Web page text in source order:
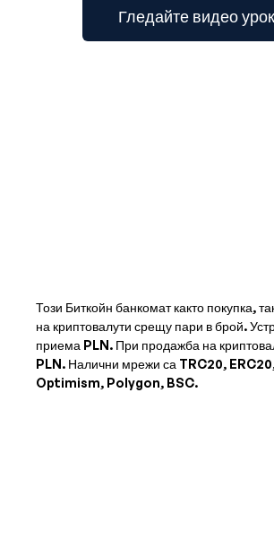
Гледайте видео
Този Биткойн банкомат както покупка,
на криптовалути срещу пари в брой.
приема PLN. При продажба на
PLN. Налични мрежи са TRC20,
Optimism, Polygon, BSC.